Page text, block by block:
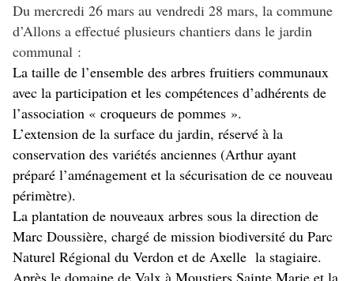
Du mercredi 26 mars au vendredi 28 mars, la commune
d’Allons a effectué plusieurs chantiers dans le jardin
communal :
La taille de l’ensemble des arbres fruitiers communaux
avec la participation et les compétences d’adhérents de
l’association « croqueurs de pommes ».
L’extension de la surface du jardin, réservé à la
conservation des variétés anciennes (Arthur ayant
préparé l’aménagement et la sécurisation de ce nouveau
périmètre).
La plantation de nouveaux arbres sous la direction de
Marc Doussière, chargé de mission biodiversité du Parc
Naturel Régional du Verdon et de Axelle la stagiaire.
Après le domaine de Valx à Moustiers Sainte Marie et la